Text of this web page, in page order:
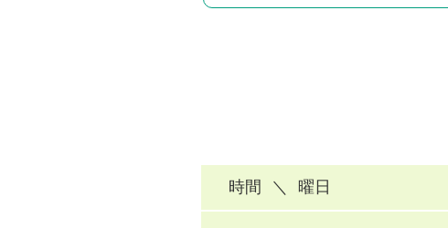
時間 ＼ 曜日